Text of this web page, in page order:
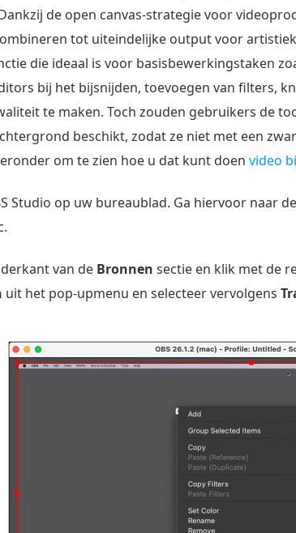
de open canvas-strategie voor
tot uiteindelijke output voor
die ideaal is voor basisbewerkingstaken
bij het bijsnijden, toevoegen van filters,
te maken. Toch zouden gebruikers de
beschikt, zodat ze niet met een
om te zien hoe u dat kunt doen video
Studio op uw bureaublad. Ga hiervoor naar
van de Bronnen sectie en klik met de
uit het pop-upmenu en selecteer vervolgens